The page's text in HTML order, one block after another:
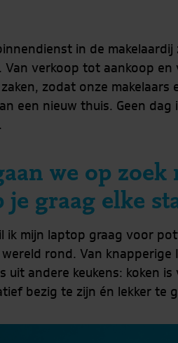
in de
verkoop tot aankoop en
zodat onze
een nieuw thuis. Geen
we op
graag elke
ik mijn laptop graag voor
rond. Van
uit andere keukens: koken
bezig te zijn én lekker te